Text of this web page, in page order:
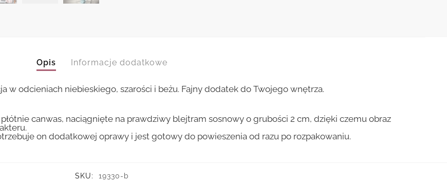
Opis Informacje dodatkowe
w odcieniach niebieskiego, szarości i beżu. Fajny dodatek do Twojego wnętrza.
canwas, naciągnięte na prawdziwy blejtram sosnowy o grubości 2 cm, dzięki czemu obraz
on dodatkowej oprawy i jest gotowy do powieszenia od razu po rozpakowaniu.
SKU:
19330-b